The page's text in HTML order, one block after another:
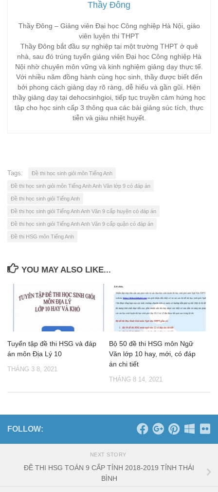
Thầy Đông
Thầy Đông – Giảng viên Đại học Công nghiệp Hà Nội, giáo
viên luyện thi THPT
Thầy Đông bắt đầu sự nghiệp tại một trường THPT ở quê
nhà, sau đó trúng tuyển giảng viên Đại học Công nghiệp Hà
Nội nhờ chuyên môn vững và kinh nghiệm giảng dạy thực tế.
Với nhiều năm đồng hành cùng học sinh, thầy được biết đến
bởi phong cách giảng dạy rõ ràng, dễ hiểu và gần gũi. Hiện
thầy giảng dạy tại dehocsinhgioi, tiếp tục truyền cảm hứng học
tập cho học sinh cấp 3 thông qua các bài giảng súc tích, thực
tiễn và giàu nhiệt huyết.
Tags: Đề thi học sinh giỏi môn Tiếng Anh
Đề thi học sinh giỏi môn Tiếng Anh Anh Văn lớp 9 có đáp án
Đề thi học sinh giỏi Tiếng Anh
Đề thi học sinh giỏi Tiếng Anh Anh Văn 9 cấp huyện có đáp án
Đề thi học sinh giỏi Tiếng Anh Anh Văn 9 cấp quận có đáp án
Đề thi HSG môn Tiếng Anh
YOU MAY ALSO LIKE...
Tuyển tập đề thi HSG và đáp
án môn Địa Lý 10
THÁNG 3 8, 2021
Bộ 50 đề thi HSG môn Ngữ
Văn lớp 10 hay, mới, có đáp
án chi tiết
THÁNG 8 14, 2021
FOLLOW:
NEXT STORY
ĐỀ THI HSG TOÁN 9 CẤP TỈNH 2018-2019 TỈNH THÁI
BÌNH